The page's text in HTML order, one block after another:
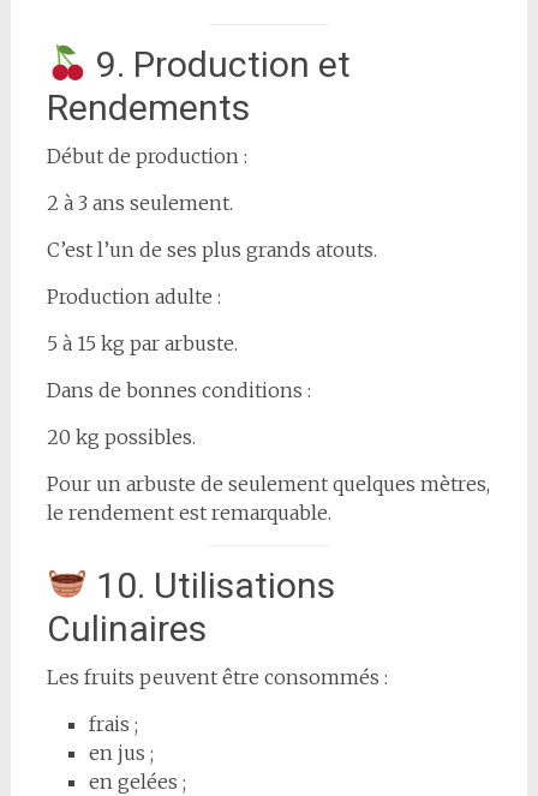
9. Production et
Rendements
Début de production :
2 à 3 ans seulement.
C’est l’un de ses plus grands atouts.
Production adulte :
5 à 15 kg par arbuste.
Dans de bonnes conditions :
20 kg possibles.
Pour un arbuste de seulement quelques mètres,
le rendement est remarquable.
10. Utilisations
Culinaires
Les fruits peuvent être consommés :
frais ;
en jus ;
en gelées ;